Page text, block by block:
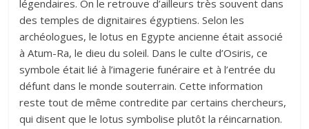
légendaires. On le retrouve d’ailleurs très souvent dans
des temples de dignitaires égyptiens. Selon les
archéologues, le lotus en Egypte ancienne était associé
à Atum-Ra, le dieu du soleil. Dans le culte d’Osiris, ce
symbole était lié à l’imagerie funéraire et à l’entrée du
défunt dans le monde souterrain. Cette information
reste tout de même contredite par certains chercheurs,
qui disent que le lotus symbolise plutôt la réincarnation.